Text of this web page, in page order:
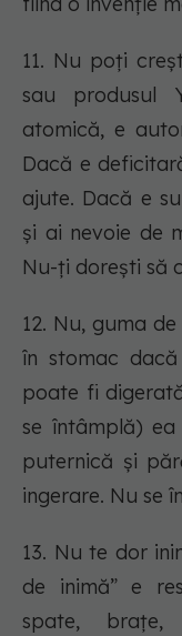
11. Nu poți
sau produsul
atomică, e
Dacă e
ajute. Dacă e
și ai nevoie de
Nu-ți dorești să
12. Nu, guma
în stomac
poate fi
se întâmplă)
puternică și
ingerare. Nu se
13. Nu te dor
de inimă” e
spate, brațe,